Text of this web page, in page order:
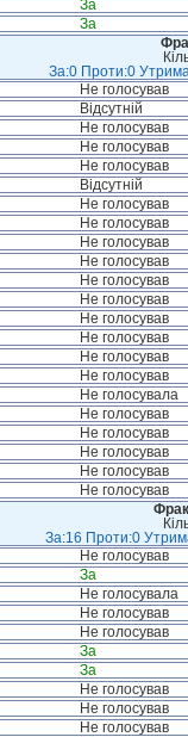
За
За
За:0 Проти:0
Не голосував
Відсутній
Не голосував
Не голосував
Не голосував
Відсутній
Не голосував
Не голосував
Не голосував
Не голосував
Не голосував
Не голосував
Не голосував
Не голосував
Не голосував
Не голосував
Не голосувала
Не голосував
Не голосував
Не голосував
Не голосував
Не голосував
За:16 Проти:0
Не голосував
За
Не голосувала
Не голосував
Не голосував
За
За
Не голосував
Не голосував
Не голосував